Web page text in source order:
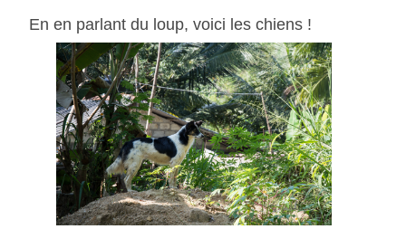
En en parlant du loup, voici les chiens !